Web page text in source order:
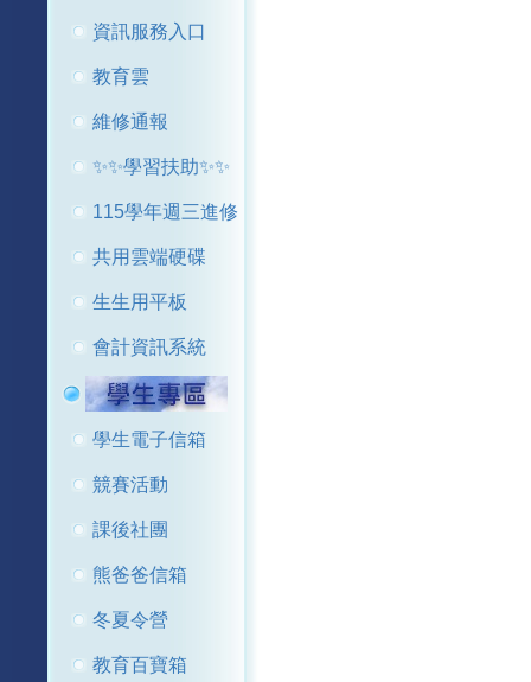
資訊服務入口
教育雲
維修通報
✨✨學習扶助✨✨
115學年週三進修
共用雲端硬碟
生生用平板
會計資訊系統
學生電子信箱
競賽活動
課後社團
熊爸爸信箱
冬夏令營
教育百寶箱